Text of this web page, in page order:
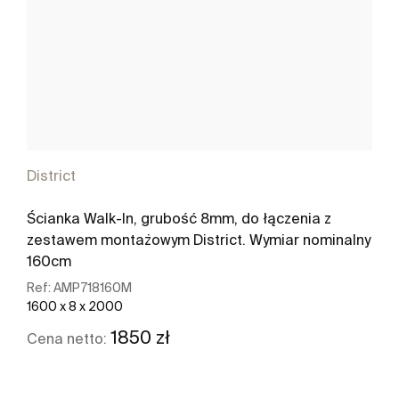
District
Ścianka Walk-In, grubość 8mm, do łączenia z
zestawem montażowym District. Wymiar nominalny
160cm
Ref: AMP718160M
1600 x 8 x 2000
Cena netto: 1850 zł